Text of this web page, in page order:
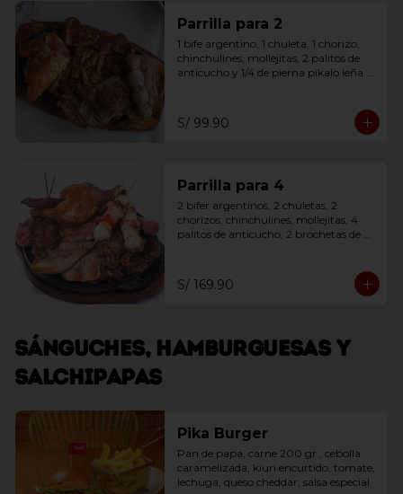
Parrilla para 2
1 bife argentino, 1 chuleta, 1 chorizo,
chinchulines, mollejitas, 2 palitos de
anticucho y 1/4 de pierna pikalo leña
S/ 99.90
Parrilla para 4
2 bifer argentinos, 2 chuletas, 2
chorizos, chinchulines, mollejitas, 4
palitos de anticucho, 2 brochetas de
fritas
S/ 169.90
Sánguches, hamburguesas y
salchipapas
Pika Burger
Pan de papa, carne 200 gr., cebolla
caramelizada, kiuri encurtido, tomate,
lechuga, queso cheddar, salsa especial